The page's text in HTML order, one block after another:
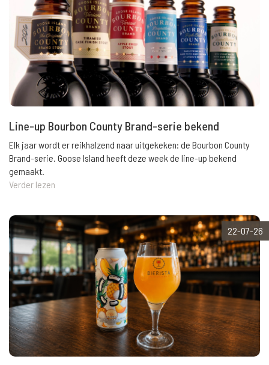
Line-up Bourbon County Brand-serie bekend
Elk jaar wordt er reikhalzend naar uitgekeken: de Bourbon County
Brand-serie. Goose Island heeft deze week de line-up bekend
gemaakt.
Verder lezen
22-07-26